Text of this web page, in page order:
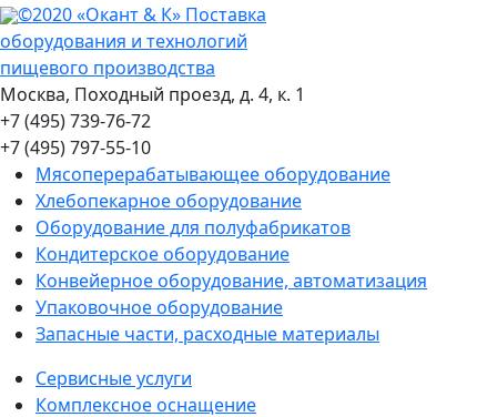
©2020 «Окант & К» Поставка
оборудования и технологий
пищевого производства
Москва, Походный проезд, д. 4, к. 1
+7 (495) 739-76-72
+7 (495) 797-55-10
Мясоперерабатывающее оборудование
Хлебопекарное оборудование
Оборудование для полуфабрикатов
Кондитерское оборудование
Конвейерное оборудование, автоматизация
Упаковочное оборудование
Запасные части, расходные материалы
Сервисные услуги
Комплексное оснащение